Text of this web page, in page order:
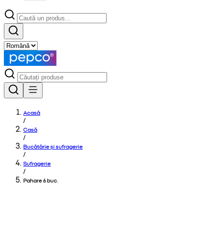
Acasă
/
Casă
/
Bucătărie și sufragerie
/
Sufragerie
/
Pahare 6 buc.